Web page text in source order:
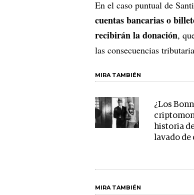
En el caso puntual de
cuentas bancarias o
recibirán la donación,
las consecuencias
MIRA TAMBIÉN
¿Los
historia
lavado de
MIRA TAMBIÉN